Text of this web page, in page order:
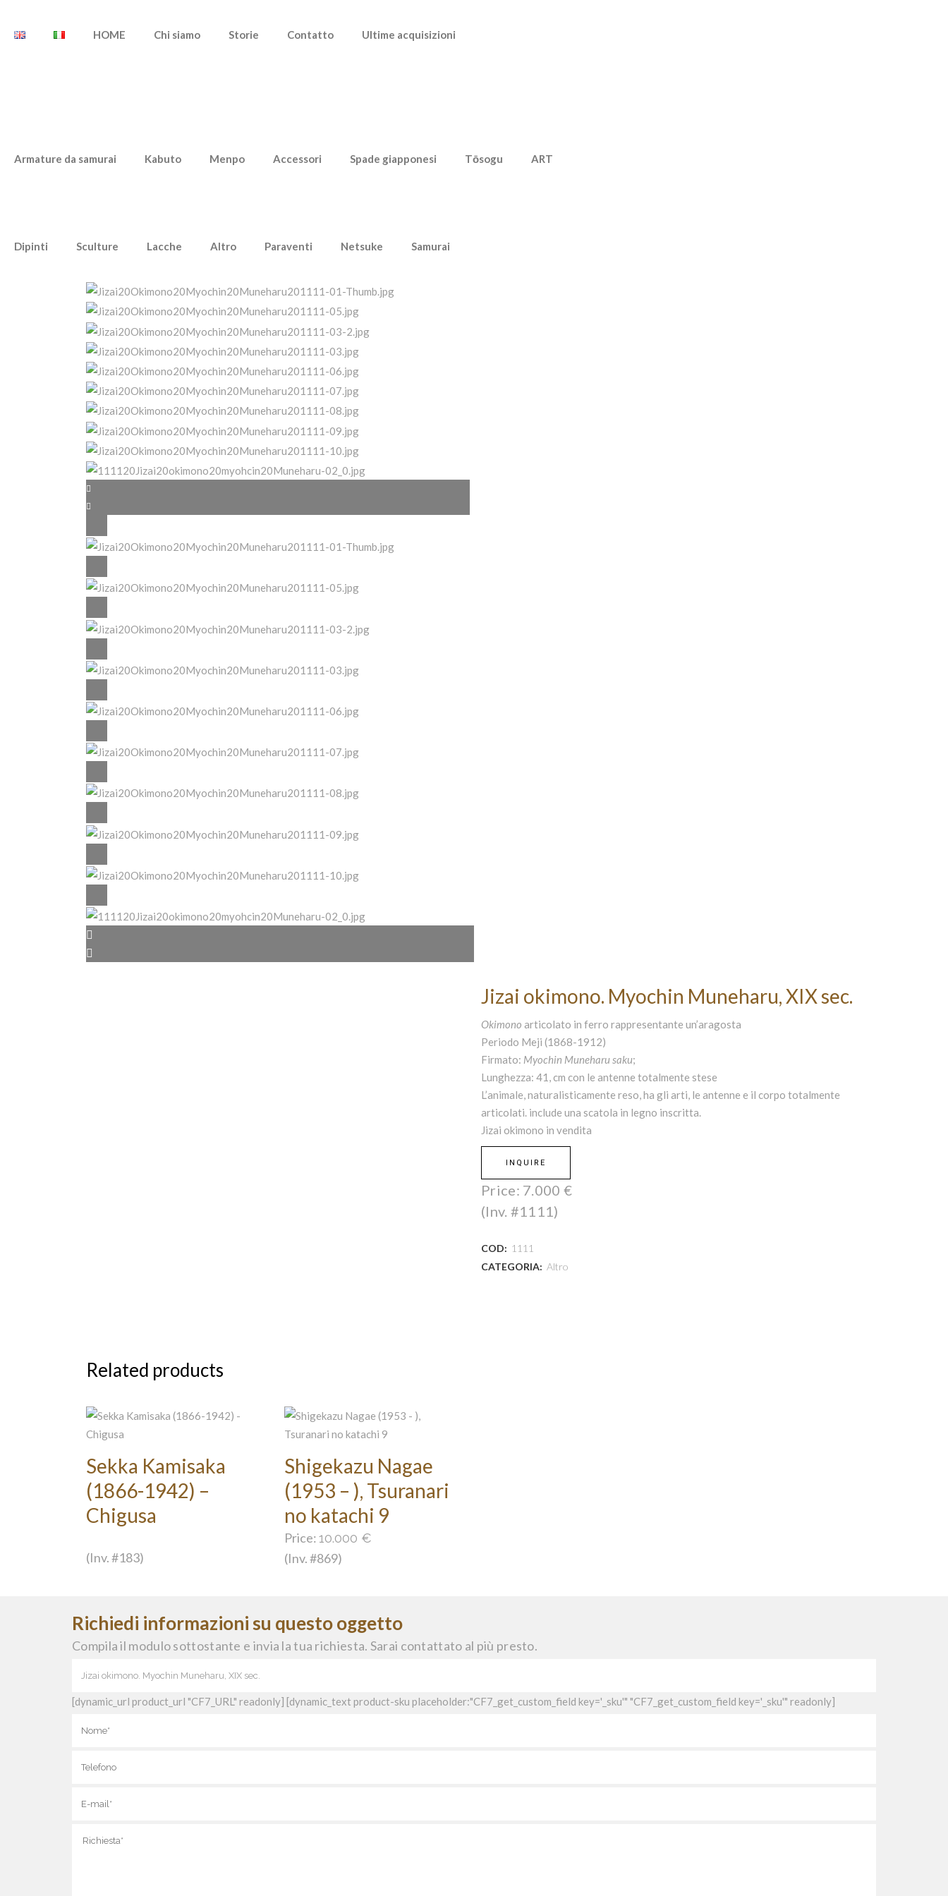
HOME Chi siamo Storie Contatto Ultime acquisizioni
Armature da samurai Kabuto Menpo Accessori Spade giapponesi Tōsogu ART
Dipinti Sculture Lacche Altro Paraventi Netsuke Samurai
Jizai okimono. Myochin Muneharu, XIX sec.
Okimono articolato in ferro rappresentante un’aragosta
Periodo Meji (1868-1912)
Firmato: Myochin Muneharu saku;
Lunghezza: 41, cm con le antenne totalmente stese
L’animale, naturalisticamente reso, ha gli arti, le antenne e il corpo totalmente
articolati. include una scatola in legno inscritta.
Jizai okimono in vendita
INQUIRE
Price: 7.000 €
(Inv. #1111)
COD: 1111
CATEGORIA: Altro
Related products
Sekka Kamisaka
(1866-1942) –
Chigusa
(Inv. #183)
Shigekazu Nagae
(1953 – ), Tsuranari
no katachi 9
Price:10.000 €
(Inv. #869)
Richiedi informazioni su questo oggetto
Compila il modulo sottostante e invia la tua richiesta. Sarai contattato al più presto.
[dynamic_url product_url "CF7_URL" readonly] [dynamic_text product-sku placeholder:"CF7_get_custom_field key='_sku'" "CF7_get_custom_field key='_sku'" readonly]